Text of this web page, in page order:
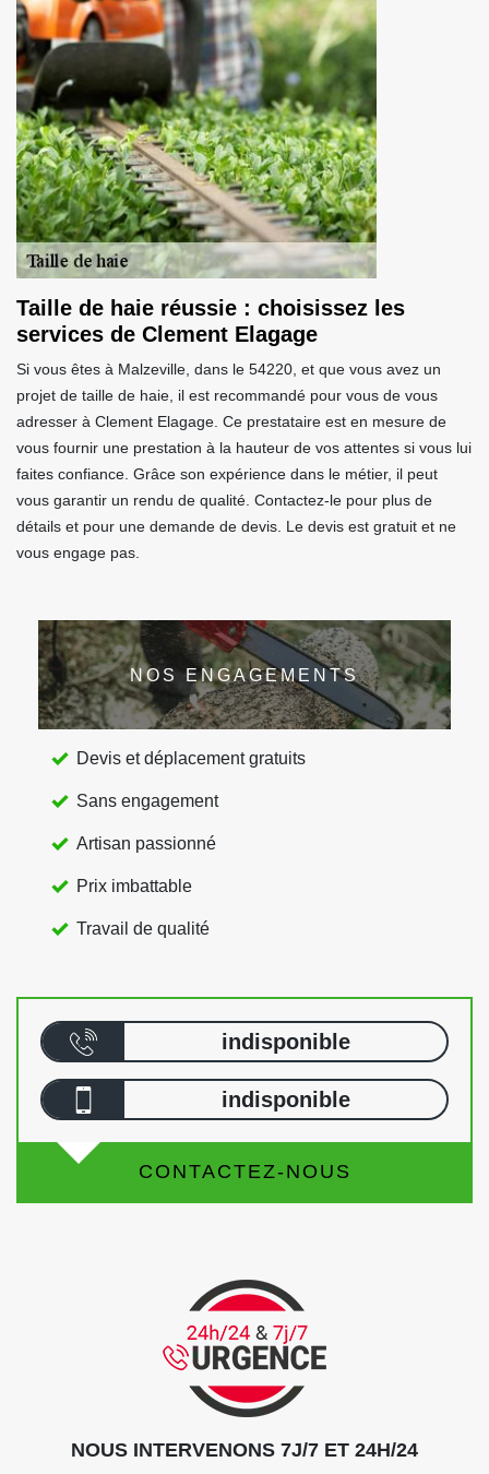
Taille de haie réussie : choisissez les
services de Clement Elagage
Si vous êtes à Malzeville, dans le 54220, et que vous avez un
projet de taille de haie, il est recommandé pour vous de vous
adresser à Clement Elagage. Ce prestataire est en mesure de
vous fournir une prestation à la hauteur de vos attentes si vous lui
faites confiance. Grâce son expérience dans le métier, il peut
vous garantir un rendu de qualité. Contactez-le pour plus de
détails et pour une demande de devis. Le devis est gratuit et ne
vous engage pas.
NOS ENGAGEMENTS
Devis et déplacement gratuits
Sans engagement
Artisan passionné
Prix imbattable
Travail de qualité
indisponible
indisponible
CONTACTEZ-NOUS
NOUS INTERVENONS 7J/7 ET 24H/24